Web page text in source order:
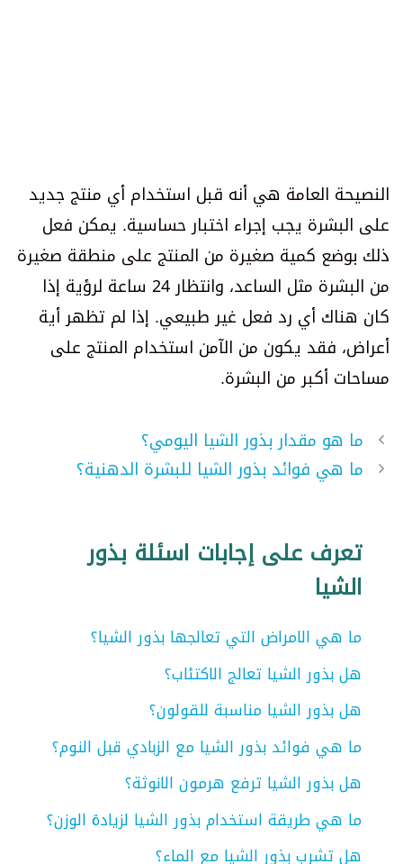
النصيحة العامة هي أنه قبل استخدام أي منتج جديد
على البشرة يجب إجراء اختبار حساسية. يمكن فعل
ذلك بوضع كمية صغيرة من المنتج على منطقة صغيرة
من البشرة مثل الساعد، وانتظار 24 ساعة لرؤية إذا
كان هناك أي رد فعل غير طبيعي. إذا لم تظهر أية
أعراض، فقد يكون من الآمن استخدام المنتج على
مساحات أكبر من البشرة.
ما هو مقدار بذور الشيا اليومي؟
ما هي فوائد بذور الشيا للبشرة الدهنية؟
تعرف على إجابات اسئلة بذور
الشيا
ما هي الامراض التي تعالجها بذور الشيا؟
هل بذور الشيا تعالج الاكتئاب؟
هل بذور الشيا مناسبة للقولون؟
ما هي فوائد بذور الشيا مع الزبادي قبل النوم؟
هل بذور الشيا ترفع هرمون الانوثة؟
ما هي طريقة استخدام بذور الشيا لزيادة الوزن؟
هل تشرب بذور الشيا مع الماء؟